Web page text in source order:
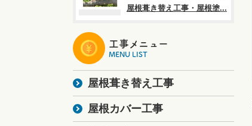
屋根葺き替え工事・屋根塗...
工事メニュー
MENU LIST
屋根葺き替え工事
屋根カバー工事